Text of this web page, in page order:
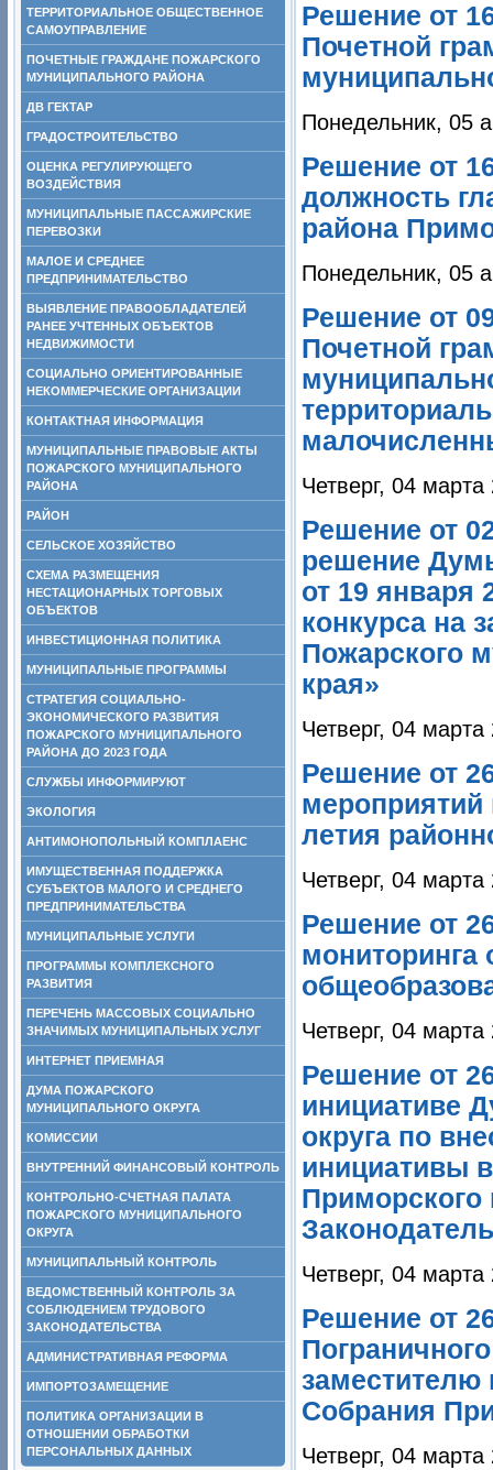
ТЕРРИТОРИАЛЬНОЕ ОБЩЕСТВЕННОЕ
САМОУПРАВЛЕНИЕ
ПОЧЕТНЫЕ ГРАЖДАНЕ ПОЖАРСКОГО
МУНИЦИПАЛЬНОГО РАЙОНА
ДВ ГЕКТАР
ГРАДОСТРОИТЕЛЬСТВО
ОЦЕНКА РЕГУЛИРУЮЩЕГО
ВОЗДЕЙСТВИЯ
МУНИЦИПАЛЬНЫЕ ПАССАЖИРСКИЕ
ПЕРЕВОЗКИ
МАЛОЕ И СРЕДНЕЕ
ПРЕДПРИНИМАТЕЛЬСТВО
ВЫЯВЛЕНИЕ ПРАВООБЛАДАТЕЛЕЙ
РАНЕЕ УЧТЕННЫХ ОБЪЕКТОВ
НЕДВИЖИМОСТИ
СОЦИАЛЬНО ОРИЕНТИРОВАННЫЕ
НЕКОММЕРЧЕСКИЕ ОРГАНИЗАЦИИ
КОНТАКТНАЯ ИНФОРМАЦИЯ
МУНИЦИПАЛЬНЫЕ ПРАВОВЫЕ АКТЫ
ПОЖАРСКОГО МУНИЦИПАЛЬНОГО
РАЙОНА
РАЙОН
СЕЛЬСКОЕ ХОЗЯЙСТВО
СХЕМА РАЗМЕЩЕНИЯ
НЕСТАЦИОНАРНЫХ ТОРГОВЫХ
ОБЪЕКТОВ
ИНВЕСТИЦИОННАЯ ПОЛИТИКА
МУНИЦИПАЛЬНЫЕ ПРОГРАММЫ
СТРАТЕГИЯ СОЦИАЛЬНО-
ЭКОНОМИЧЕСКОГО РАЗВИТИЯ
ПОЖАРСКОГО МУНИЦИПАЛЬНОГО
РАЙОНА ДО 2023 ГОДА
СЛУЖБЫ ИНФОРМИРУЮТ
ЭКОЛОГИЯ
АНТИМОНОПОЛЬНЫЙ КОМПЛАЕНС
ИМУЩЕСТВЕННАЯ ПОДДЕРЖКА
СУБЪЕКТОВ МАЛОГО И СРЕДНЕГО
ПРЕДПРИНИМАТЕЛЬСТВА
МУНИЦИПАЛЬНЫЕ УСЛУГИ
ПРОГРАММЫ КОМПЛЕКСНОГО
РАЗВИТИЯ
ПЕРЕЧЕНЬ МАССОВЫХ СОЦИАЛЬНО
ЗНАЧИМЫХ МУНИЦИПАЛЬНЫХ УСЛУГ
ИНТЕРНЕТ ПРИЕМНАЯ
ДУМА ПОЖАРСКОГО
МУНИЦИПАЛЬНОГО ОКРУГА
КОМИССИИ
ВНУТРЕННИЙ ФИНАНСОВЫЙ КОНТРОЛЬ
КОНТРОЛЬНО-СЧЕТНАЯ ПАЛАТА
ПОЖАРСКОГО МУНИЦИПАЛЬНОГО
ОКРУГА
МУНИЦИПАЛЬНЫЙ КОНТРОЛЬ
ВЕДОМСТВЕННЫЙ КОНТРОЛЬ ЗА
СОБЛЮДЕНИЕМ ТРУДОВОГО
ЗАКОНОДАТЕЛЬСТВА
АДМИНИСТРАТИВНАЯ РЕФОРМА
ИМПОРТОЗАМЕЩЕНИЕ
ПОЛИТИКА ОРГАНИЗАЦИИ В
ОТНОШЕНИИ ОБРАБОТКИ
ПЕРСОНАЛЬНЫХ ДАННЫХ
Решение от
Почетной
Понедельник, 05
Решение от
должность
района
Понедельник, 05
Решение от
Почетной
Четверг, 04
Решение от
решение
от 19 января
конкурса на
Пожарского
края»
Четверг, 04
Решение от
мероприятий
летия
Четверг, 04
Решение от
мониторинга
Четверг, 04
Решение от
инициативе
округа по
инициативы
Приморского
Четверг, 04
Решение от
заместителю
Собрания
Четверг, 04